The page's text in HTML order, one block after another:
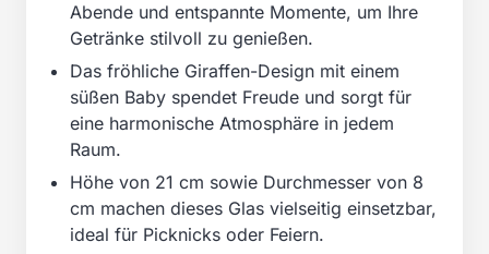
Abende und entspannte Momente, um Ihre
Getränke stilvoll zu genießen.
Das fröhliche Giraffen-Design mit einem
süßen Baby spendet Freude und sorgt für
eine harmonische Atmosphäre in jedem
Raum.
Höhe von 21 cm sowie Durchmesser von 8
cm machen dieses Glas vielseitig einsetzbar,
ideal für Picknicks oder Feiern.